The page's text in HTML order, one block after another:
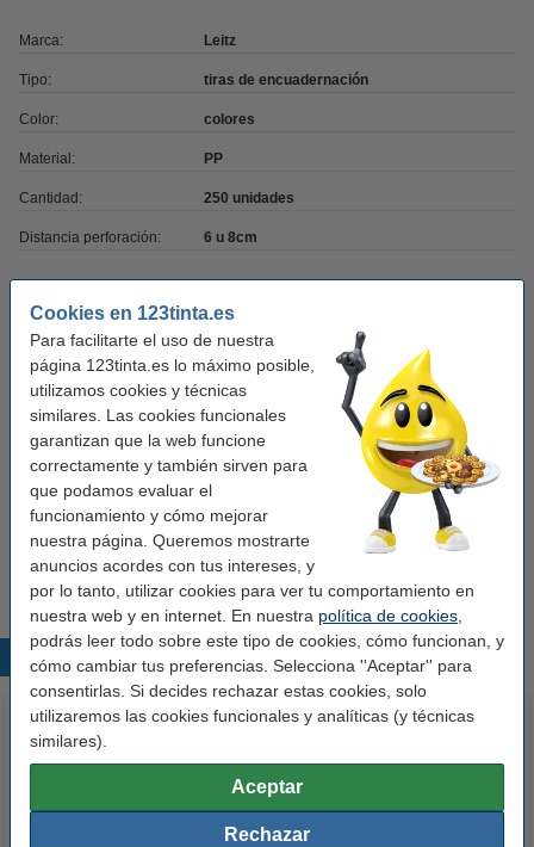
Cookies en 123tinta.es
Para facilitarte el uso de nuestra
página 123tinta.es lo máximo posible,
utilizamos cookies y técnicas
similares. Las cookies funcionales
garantizan que la web funcione
correctamente y también sirven para
que podamos evaluar el
funcionamiento y cómo mejorar
nuestra página. Queremos mostrarte
anuncios acordes con tus intereses, y
por lo tanto, utilizar cookies para ver tu comportamiento en
nuestra web y en internet. En nuestra política de cookies
podrás leer todo sobre este tipo de cookies, cómo funcionan, y
cómo cambiar tus preferencias. Selecciona ''Aceptar'' para
consentirlas. Si decides rechazar estas cookies, solo
utilizaremos las cookies funcionales y analíticas (y técnicas
similares).
Aceptar
Rechazar
Marca: Leitz
Tipo: tiras de encuadernación
Color: colores
Material: PP
Cantidad: 250 unidades
Distancia perforación: 6 u 8cm
Consejo: compra
Papel A4 Estándar 80gr (500 hojas)
4,95 €
123tinta caja de archivo A4 80 x 230 x 320 mm
(25 unidades)
20,50 €
123tinta Perforadora de 2 agujeros (30 hojas)
6,95 €
Productos destacados